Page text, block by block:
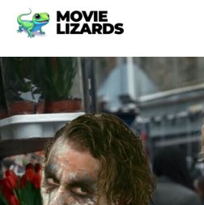
Zum
Inhalt
springen